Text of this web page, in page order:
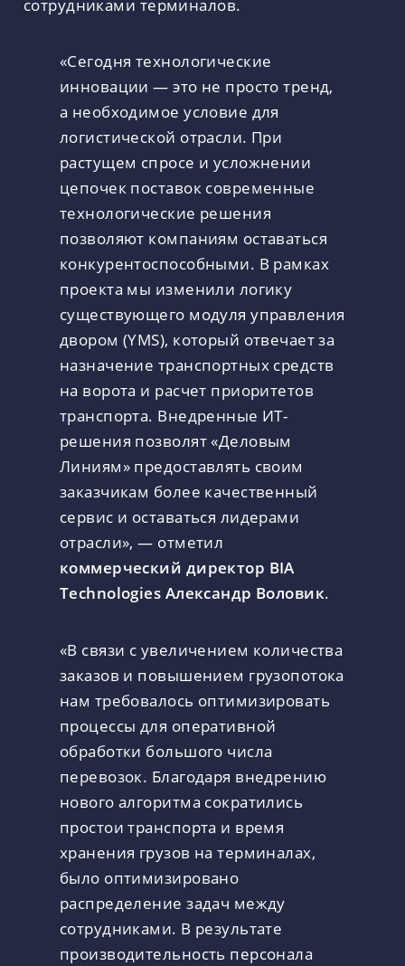
«Сегодня технологические
инновации — это не просто тренд,
а необходимое условие для
логистической отрасли. При
растущем спросе и усложнении
цепочек поставок современные
технологические решения
позволяют компаниям оставаться
конкурентоспособными. В рамках
проекта мы изменили логику
существующего модуля управления
двором (YMS), который отвечает за
назначение транспортных средств
на ворота и расчет приоритетов
транспорта. Внедренные ИТ-
решения позволят «Деловым
Линиям» предоставлять своим
заказчикам более качественный
сервис и оставаться лидерами
отрасли», — отметил
коммерческий директор BIA
Technologies Александр Воловик.
«В связи с увеличением количества
заказов и повышением грузопотока
нам требовалось оптимизировать
процессы для оперативной
обработки большого числа
перевозок. Благодаря внедрению
нового алгоритма сократились
простои транспорта и время
хранения грузов на терминалах,
было оптимизировано
распределение задач между
сотрудниками. В результате
производительность персонала